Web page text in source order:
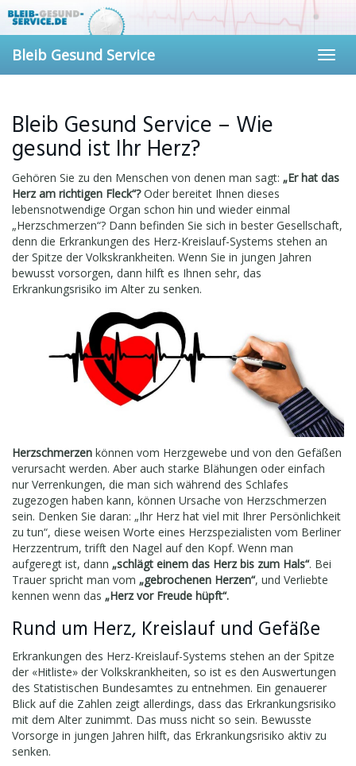
Skip
to
main
content
Bleib Gesund Service
Bleib Gesund Service – Wie
gesund ist Ihr Herz?
Gehören Sie zu den Menschen von denen man sagt: „Er hat das
Herz am richtigen Fleck“?Oder bereitet Ihnen dieses
lebensnotwendige Organ schon hin und wieder einmal
„Herzschmerzen“? Dann befinden Sie sich in bester Gesellschaft,
denn die Erkrankungen des Herz-Kreislauf-Systems stehen an
der Spitze der Volkskrankheiten. Wenn Sie in jungen Jahren
bewusst vorsorgen, dann hilft es Ihnen sehr, das
Erkrankungsrisiko im Alter zu senken.
Herzschmerzen können vom Herzgewebe und von den Gefäßen
verursacht werden. Aber auch starke Blähungen oder einfach
nur Verrenkungen, die man sich während des Schlafes
zugezogen haben kann, können Ursache von Herzschmerzen
sein. Denken Sie daran: „Ihr Herz hat viel mit Ihrer Persönlichkeit
zu tun“, diese weisen Worte eines Herzspezialisten vom Berliner
Herzzentrum, trifft den Nagel auf den Kopf. Wenn man
aufgeregt ist, dann „schlägt einem das Herz bis zum Hals“. Bei
Trauer spricht man vom „gebrochenen Herzen“, und Verliebte
kennen wenn das „Herz vor Freude hüpft“.
Rund um Herz, Kreislauf und Gefäße
Erkrankungen des Herz-Kreislauf-Systems stehen an der Spitze
der «Hitliste» der Volkskrankheiten, so ist es den Auswertungen
des Statistischen Bundesamtes zu entnehmen. Ein genauerer
Blick auf die Zahlen zeigt allerdings, dass das Erkrankungsrisiko
mit dem Alter zunimmt. Das muss nicht so sein. Bewusste
Vorsorge in jungen Jahren hilft, das Erkrankungsrisiko aktiv zu
senken.